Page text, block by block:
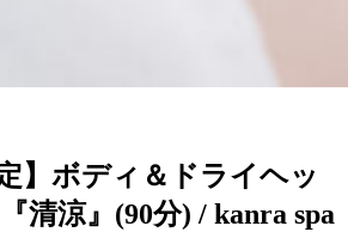
】ボディ＆ドライヘッ
清涼』(90分) / kanra spa